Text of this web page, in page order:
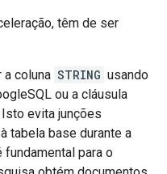
têm de ser
a coluna STRING usando
ou a cláusula
evita junções
tabela base durante a
para o